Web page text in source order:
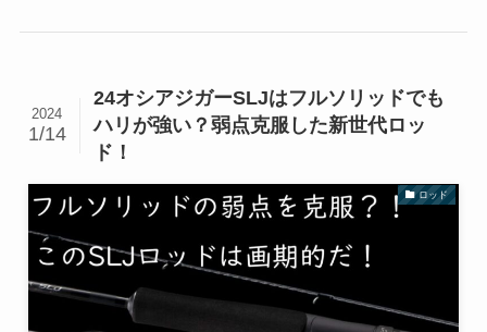
24オシアジガーSLJはフルソリッドでも
ハリが強い？弱点克服した新世代ロッ
ド！
2024
1/14
ロッド